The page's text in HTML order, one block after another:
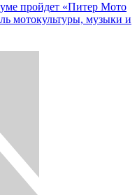
пройдет «Питер Мото
мотокультуры, музыки и